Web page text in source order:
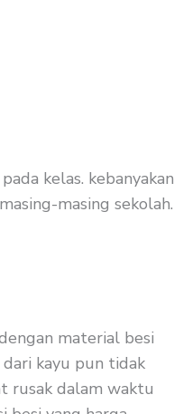
kelas. kebanyakan
masing sekolah.
material besi
dari kayu pun tidak
rusak dalam waktu